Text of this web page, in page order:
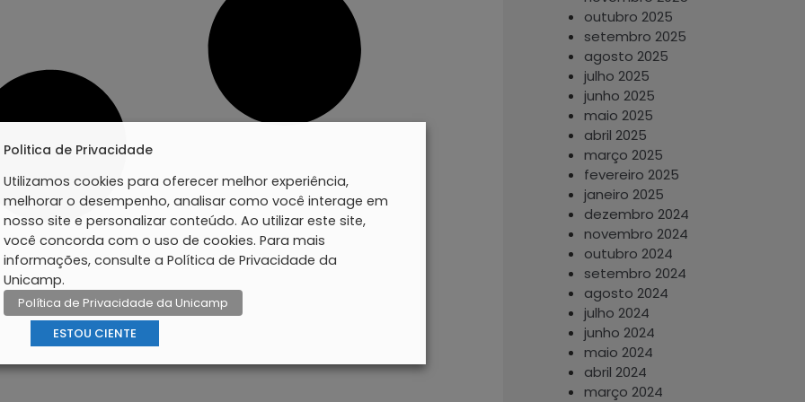
outubro 2025
setembro 2025
agosto 2025
julho 2025
junho 2025
maio 2025
abril 2025
março 2025
fevereiro 2025
janeiro 2025
dezembro 2024
novembro 2024
outubro 2024
setembro 2024
agosto 2024
julho 2024
junho 2024
maio 2024
abril 2024
março 2024
Politica de Privacidade
Utilizamos cookies para oferecer melhor experiência,
melhorar o desempenho, analisar como você interage em
nosso site e personalizar conteúdo. Ao utilizar este site,
você concorda com o uso de cookies. Para mais
informações, consulte a Política de Privacidade da
Unicamp.
Política de Privacidade da Unicamp
ESTOU CIENTE